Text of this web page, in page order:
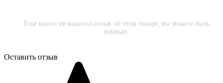
Еще никто не написал отзыв об этом товаре, вы можете быть
первым.
Оставить отзыв